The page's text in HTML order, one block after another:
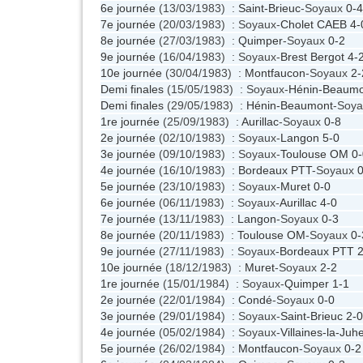
6e journée (13/03/1983) : Saint-Brieuc-Soyaux 0-4
7e journée (20/03/1983) : Soyaux-Cholet CAEB 4-
8e journée (27/03/1983) : Quimper-Soyaux 0-2
9e journée (16/04/1983) : Soyaux-Brest Bergot 4-2
10e journée (30/04/1983) : Montfaucon-Soyaux
Demi finales (15/05/1983) : Soyaux-Hénin-
Demi finales (29/05/1983) : Hénin-Beaumont-
1re journée (25/09/1983) : Aurillac-Soyaux 0-8
2e journée (02/10/1983) : Soyaux-Langon 5-0
3e journée (09/10/1983) : Soyaux-Toulouse OM
4e journée (16/10/1983) : Bordeaux PTT-Soyaux
5e journée (23/10/1983) : Soyaux-Muret 0-0
6e journée (06/11/1983) : Soyaux-Aurillac 4-0
7e journée (13/11/1983) : Langon-Soyaux 0-3
8e journée (20/11/1983) : Toulouse OM-Soyaux 0-
9e journée (27/11/1983) : Soyaux-Bordeaux PTT
10e journée (18/12/1983) : Muret-Soyaux 2-2
1re journée (15/01/1984) : Soyaux-Quimper 1-1
2e journée (22/01/1984) : Condé-Soyaux 0-0
3e journée (29/01/1984) : Soyaux-Saint-Brieuc 2-0
4e journée (05/02/1984) : Soyaux-Villaines-la-
5e journée (26/02/1984) : Montfaucon-Soyaux 0-2